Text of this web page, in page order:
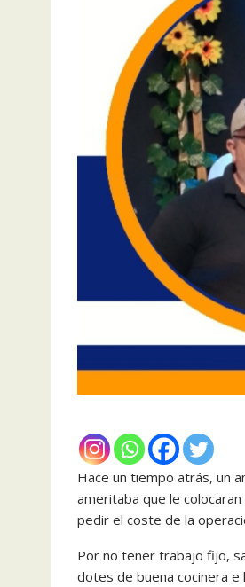
‎Hace un tiempo atrás, un
ameritaba que le
pedir el coste de la
‎‎Por no tener trabajo fijo,
dotes de buena cocinera e